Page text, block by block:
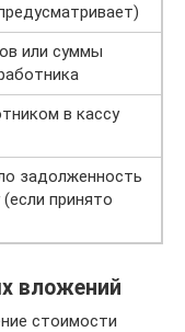
или суммы
в кассу
задолженность
принято
вложений
стоимости